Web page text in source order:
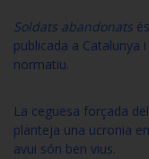
Soldats abandonats
publicada a Catalunya
normatiu.
La ceguesa forçada
planteja una ucronia
avui són ben vius.